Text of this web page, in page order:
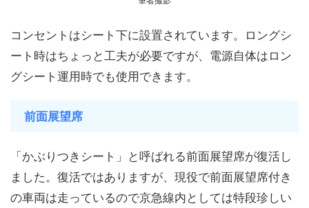
コンセントはシート下に設置されています。ロングシ
ート時はちょっと工夫が必要ですが、電源自体はロン
グシート運用時でも使用できます。
前面展望席
「かぶりつきシート」と呼ばれる前面展望席が復活し
ました。復活ではありますが、現役で前面展望席付き
の車両は走っているので京急線内としては特段珍しい